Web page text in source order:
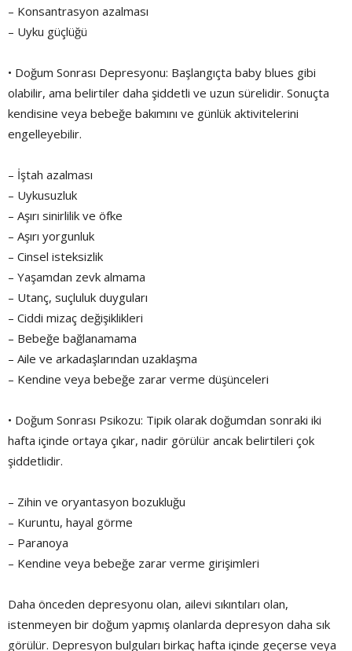
– Konsantrasyon azalması
– Uyku güçlüğü
• Doğum Sonrası Depresyonu: Başlangıçta baby blues gibi
olabilir, ama belirtiler daha şiddetli ve uzun sürelidir. Sonuçta
kendisine veya bebeğe bakımını ve günlük aktivitelerini
engelleyebilir.
– İştah azalması
– Uykusuzluk
– Aşırı sinirlilik ve öfke
– Aşırı yorgunluk
– Cinsel isteksizlik
– Yaşamdan zevk almama
– Utanç, suçluluk duyguları
– Ciddi mizaç değişiklikleri
– Bebeğe bağlanamama
– Aile ve arkadaşlarından uzaklaşma
– Kendine veya bebeğe zarar verme düşünceleri
• Doğum Sonrası Psikozu: Tipik olarak doğumdan sonraki iki
hafta içinde ortaya çıkar, nadir görülür ancak belirtileri çok
şiddetlidir.
– Zihin ve oryantasyon bozukluğu
– Kuruntu, hayal görme
– Paranoya
– Kendine veya bebeğe zarar verme girişimleri
Daha önceden depresyonu olan, ailevi sıkıntıları olan,
istenmeyen bir doğum yapmış olanlarda depresyon daha sık
görülür. Depresyon bulguları birkaç hafta içinde geçerse veya